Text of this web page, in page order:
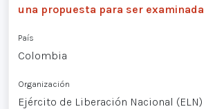
una propuesta para ser examinada
País
Colombia
Organización
Ejército de Liberación Nacional (ELN)